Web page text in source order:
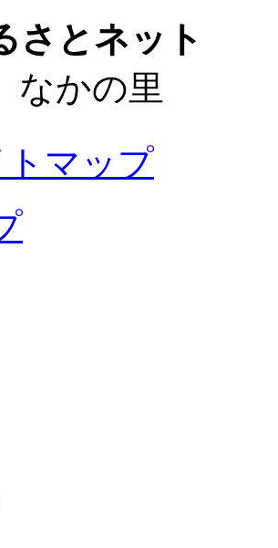
さとネット
かの里
マップ